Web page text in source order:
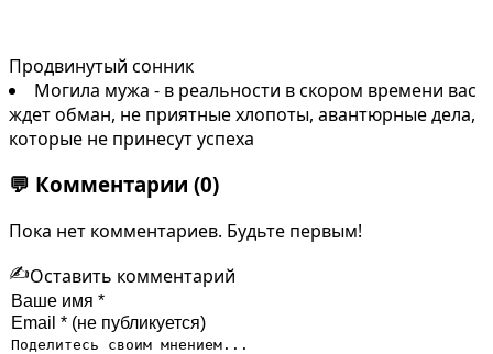
Продвинутый сонник
Могила мужа - в реальности в скором времени вас
ждет обман, не приятные хлопоты, авантюрные дела,
которые не принесут успеха
💬 Комментарии (0)
Пока нет комментариев. Будьте первым!
✍️Оставить комментарий